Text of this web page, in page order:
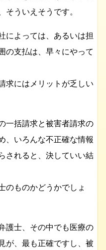
ういえそうです。
によっては、あるいは担
の支払は、早々にやって
求にはメリットが乏しい
一括請求と被害者請求の
、いろんな不正確な情報
されると、決していい結
のものかどうかでしょ
護士、その中でも医療の
が、最も正確ですし、被